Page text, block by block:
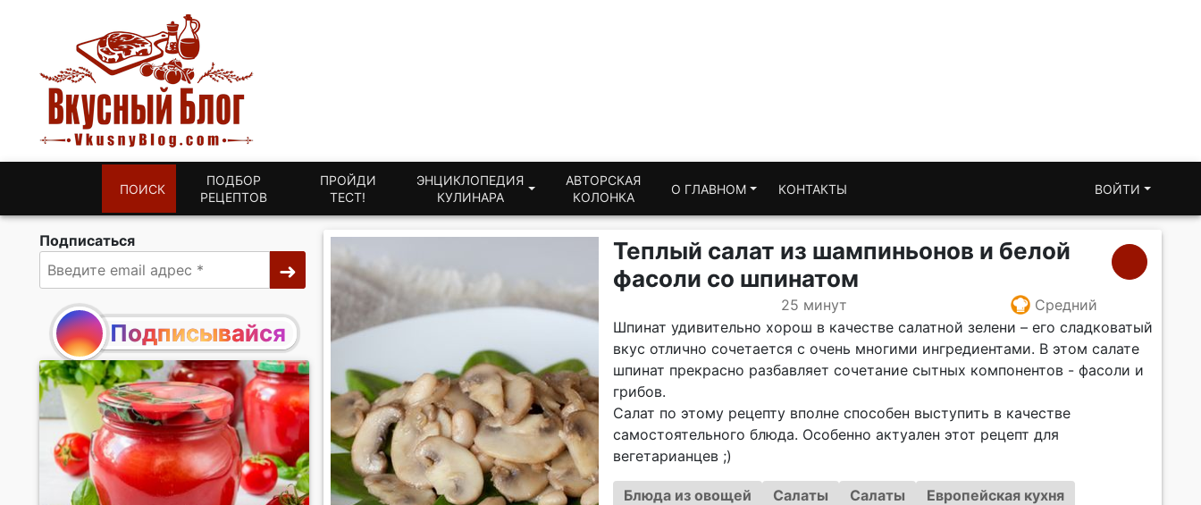
ПОИСК
ПОДБОР
РЕЦЕПТОВ
ПРОЙДИ
ТЕСТ!
ЭНЦИКЛОПЕДИЯ
КУЛИНАРА
АВТОРСКАЯ
КОЛОНКА
О ГЛАВНОМ КОНТАКТЫ ВОЙТИ
Теплый салат из шампиньонов и белой
фасоли со шпинатом
25 минут
Средний
Шпинат удивительно хорош в качестве салатной зелени – его сладковатый
вкус отлично сочетается с очень многими ингредиентами. В этом салате
шпинат прекрасно разбавляет сочетание сытных компонентов - фасоли и
грибов.
Салат по этому рецепту вполне способен выступить в качестве
самостоятельного блюда. Особенно актуален этот рецепт для
вегетарианцев ;)
Блюда из овощей Салаты Салаты
Европейская кухня
Подписаться
Подписывайся